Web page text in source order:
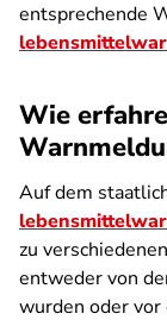
entsprechende
Wie
Auf dem
zu
entweder von
wurden oder